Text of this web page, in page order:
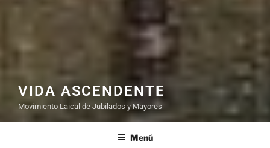
VIDA ASCENDENTE
Movimiento Laical de Jubilados y Mayores
Menú